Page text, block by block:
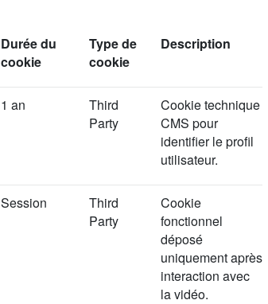
Durée du
cookie
Type de
cookie
Description
1 an
Third
Party
Cookie technique
CMS pour
identifier le profil
utilisateur.
Session
Third
Party
Cookie
fonctionnel
déposé
uniquement après
interaction avec
la vidéo.